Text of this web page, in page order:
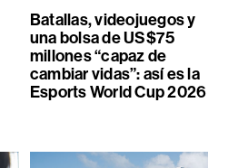
Batallas, videojuegos y
una bolsa de US$75
millones “capaz de
cambiar vidas”: así es la
Esports World Cup 2026